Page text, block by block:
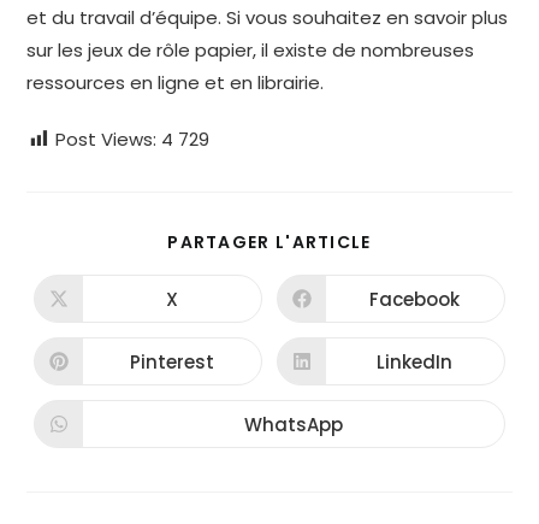
et du travail d’équipe. Si vous souhaitez en savoir plus
sur les jeux de rôle papier, il existe de nombreuses
ressources en ligne et en librairie.
Post Views: 4 729
PARTAGER L'ARTICLE
CONTENU
Ouvrir
autre
fenêtre
X Ouvrir
autre
fenêtre
Facebook
Ouvrir
Pinterest Ouvrir
LinkedIn
Ouvrir
WhatsApp